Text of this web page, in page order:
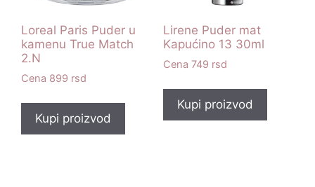
Loreal Paris Puder u
kamenu True Match
2.N
899 rsd
Kupi proizvod
Lirene Puder mat
Kapućino 13 30ml
749 rsd
Kupi proizvod